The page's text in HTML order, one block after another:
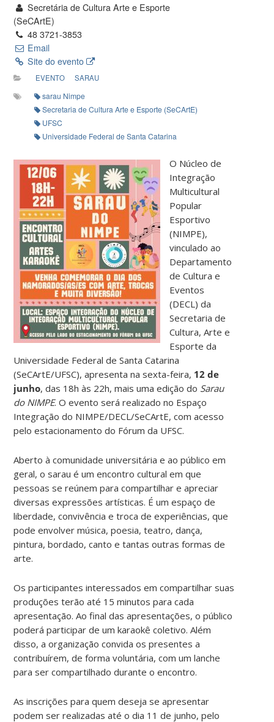
Secretária de Cultura Arte e Esporte
(SeCArtE)
48 3721-3853
Email
Site do evento
EVENTO SARAU
sarau Nimpe
Secretaria de Cultura Arte e Esporte (SeCArtE)
UFSC
Universidade Federal de Santa Catarina
O Núcleo de
Integração
Multicultural
Popular
Esportivo
(NIMPE),
vinculado ao
Departamento
de Cultura e
Eventos
(DECL) da
Secretaria de
Cultura, Arte e
Esporte da
Universidade Federal de Santa Catarina
(SeCArtE/UFSC), apresenta na sexta-feira, 12 de
junho, das 18h às 22h, mais uma edição do Sarau
do NIMPE. O evento será realizado no Espaço
Integração do NIMPE/DECL/SeCArtE, com acesso
pelo estacionamento do Fórum da UFSC.
Aberto à comunidade universitária e ao público em
geral, o sarau é um encontro cultural em que
pessoas se reúnem para compartilhar e apreciar
diversas expressões artísticas. É um espaço de
liberdade, convivência e troca de experiências, que
pode envolver música, poesia, teatro, dança,
pintura, bordado, canto e tantas outras formas de
arte.
Os participantes interessados em compartilhar suas
produções terão até 15 minutos para cada
apresentação. Ao final das apresentações, o público
poderá participar de um karaokê coletivo. Além
disso, a organização convida os presentes a
contribuírem, de forma voluntária, com um lanche
para ser compartilhado durante o encontro.
As inscrições para quem deseja se apresentar
podem ser realizadas até o dia 11 de junho, pelo